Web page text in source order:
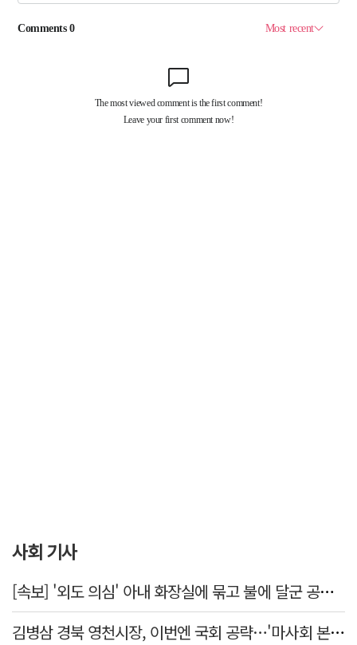
사회 기사
[속보] '외도 의심' 아내 화장실에 묶고 불에 달군 공구로 고문…남편 검거
김병삼 경북 영천시장, 이번엔 국회 공략…'마사회 본사 이전·광역교통망 확충' 요청